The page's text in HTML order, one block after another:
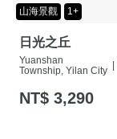
山海景觀 1+
日光之丘
Yuanshan
Township, Yilan City
NT$ 3,290